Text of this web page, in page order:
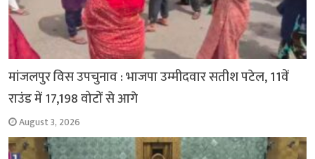
मांजलपुर विस उपचुनाव : भाजपा उम्मीदवार सतीश पटेल, 11वें
राउंड में 17,198 वोटों से आगे
August 3, 2026